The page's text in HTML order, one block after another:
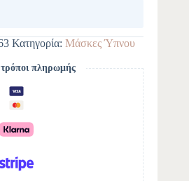
Κατηγορία: Μάσκες Ύπνου
τρόποι πληρωμής